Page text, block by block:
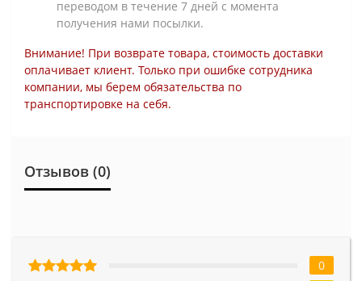
переводом в течение 7 дней с момента
получения нами посылки.
Внимание! При возврате товара, стоимость доставки
оплачивает клиент. Только при ошибке сотрудника
компании, мы берем обязательства по
транспортировке на себя.
Отзывов (0)
0